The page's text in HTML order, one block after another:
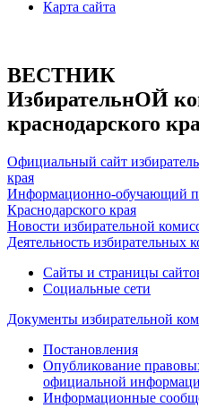
Карта сайта
ВЕСТНИК
ИзбирательнОЙ
краснодарского
Официальный сайт
края
Информационно-обучающий
Краснодарского края
Новости избирательной
Деятельность избирательных
Сайты и страницы
Социальные сети
Документы избирательной
Постановления
Опубликование
официальной
Информационные